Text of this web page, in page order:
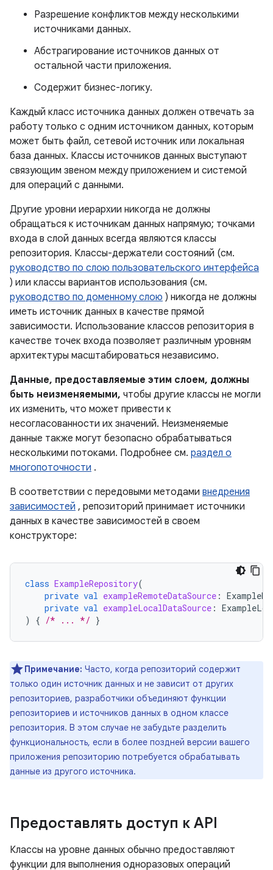
Разрешение конфликтов между несколькими
источниками данных.
Абстрагирование источников данных от
остальной части приложения.
Содержит бизнес-логику.
Каждый класс источника данных должен отвечать за
работу только с одним источником данных, которым
может быть файл, сетевой источник или локальная
база данных. Классы источников данных выступают
связующим звеном между приложением и системой
для операций с данными.
Другие уровни иерархии никогда не должны
обращаться к источникам данных напрямую; точками
входа в слой данных всегда являются классы
репозитория. Классы-держатели состояний (см.
руководство по слою пользовательского интерфейса
) или классы вариантов использования (см.
руководство по доменному слою ) никогда не должны
иметь источник данных в качестве прямой
зависимости. Использование классов репозитория в
качестве точек входа позволяет различным уровням
архитектуры масштабироваться независимо.
Данные, предоставляемые этим слоем, должны
быть неизменяемыми, чтобы другие классы не могли
их изменить, что может привести к
несогласованности их значений. Неизменяемые
данные также могут безопасно обрабатываться
несколькими потоками. Подробнее см. раздел о
многопоточности .
В соответствии с передовыми методами внедрения
зависимостей , репозиторий принимает источники
данных в качестве зависимостей в своем
конструкторе:
class ExampleRepository(
private val exampleRemoteDataSource :
private val exampleLocalDataSource :
)
{ /* ... */ }
Примечание: Часто, когда репозиторий содержит
только один источник данных и не зависит от других
репозиториев, разработчики объединяют функции
репозиториев и источников данных в одном классе
репозитория. В этом случае не забудьте разделить
функциональность, если в более поздней версии вашего
приложения репозиторию потребуется обрабатывать
данные из другого источника.
Предоставлять доступ к API
Классы на уровне данных обычно предоставляют
функции для выполнения одноразовых операций